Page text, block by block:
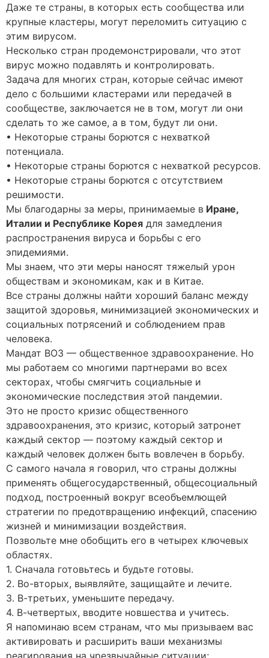
Даже те страны, в которых есть сообщества или
крупные кластеры, могут переломить ситуацию с
этим вирусом.
Несколько стран продемонстрировали, что этот
вирус можно подавлять и контролировать.
Задача для многих стран, которые сейчас имеют
дело с большими кластерами или передачей в
сообществе, заключается не в том, могут ли они
сделать то же самое, а в том, будут ли они.
• Некоторые страны борются с нехваткой
потенциала.
• Некоторые страны борются с нехваткой ресурсов.
• Некоторые страны борются с отсутствием
решимости.
Мы благодарны за меры, принимаемые в Иране,
Италии и Республике Корея для замедления
распространения вируса и борьбы с его
эпидемиями.
Мы знаем, что эти меры наносят тяжелый урон
обществам и экономикам, как и в Китае.
Все страны должны найти хороший баланс между
защитой здоровья, минимизацией экономических и
социальных потрясений и соблюдением прав
человека.
Мандат ВОЗ — общественное здравоохранение. Но
мы работаем со многими партнерами во всех
секторах, чтобы смягчить социальные и
экономические последствия этой пандемии.
Это не просто кризис общественного
здравоохранения, это кризис, который затронет
каждый сектор — поэтому каждый сектор и
каждый человек должен быть вовлечен в борьбу.
С самого начала я говорил, что страны должны
применять общегосударственный, общесоциальный
подход, построенный вокруг всеобъемлющей
стратегии по предотвращению инфекций, спасению
жизней и минимизации воздействия.
Позвольте мне обобщить его в четырех ключевых
областях.
1. Сначала готовьтесь и будьте готовы.
2. Во-вторых, выявляйте, защищайте и лечите.
3. В-третьих, уменьшите передачу.
4. В-четвертых, вводите новшества и учитесь.
Я напоминаю всем странам, что мы призываем вас
активировать и расширить ваши механизмы